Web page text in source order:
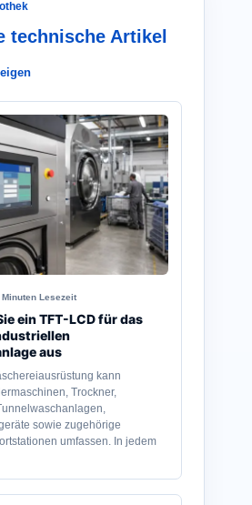
technische Artikel
Lesezeit
ein TFT-LCD für das
aus
kann
Trockner,
sowie zugehörige
umfassen. In jedem